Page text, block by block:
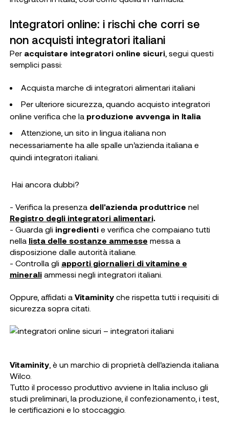
Integratori online: i rischi che corri se
non acquisti integratori italiani
Per acquistare integratori online sicuri, segui questi
semplici passi:
Acquista marche di integratori alimentari italiani
Per ulteriore sicurezza, quando acquisto integratori
online verifica che la produzione avvenga in Italia
Attenzione, un sito in lingua italiana non
necessariamente ha alle spalle un’azienda italiana e
quindi integratori italiani.
Hai ancora dubbi?
- Verifica la presenza dell'azienda produttrice nel
Registro degli integratori alimentari.
- Guarda gli ingredientie verifica che compaiano tutti
nella lista delle sostanze ammesse messa a
disposizione dalle autorità italiane.
- Controlla gli apporti giornalieri di vitamine e
mineraliammessi negli integratori italiani.
Oppure, affidati a Vitaminityche rispetta tutti i requisiti di
sicurezza sopra citati.
Vitaminity, è un marchio di proprietà dell’azienda italiana
Wilco.
Tutto il processo produttivo avviene in Italia incluso gli
studi preliminari, la produzione, il confezionamento, i test,
le certificazioni e lo stoccaggio.